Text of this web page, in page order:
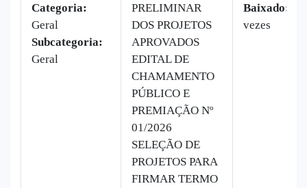
Categoria:
Geral
Subcategoria:
Geral
PRELIMINAR
DOS PROJETOS
APROVADOS
EDITAL DE
CHAMAMENTO
PÚBLICO E
PREMIAÇÃO Nº
01/2026
SELEÇÃO DE
PROJETOS PARA
FIRMAR TERMO
Baixado:
vezes